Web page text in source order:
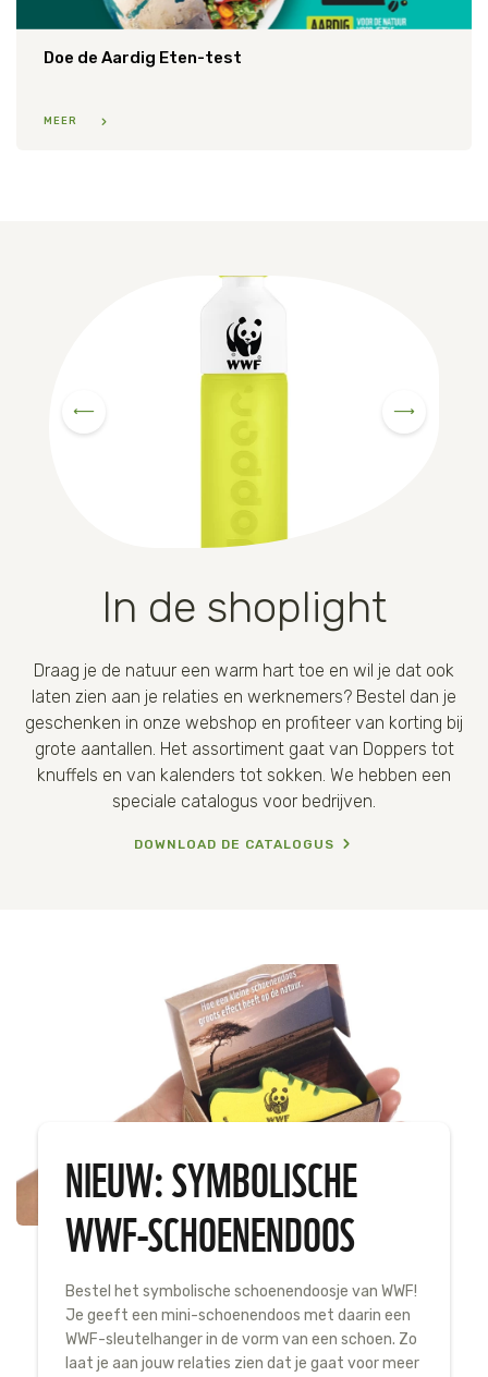
Doe de Aardig Eten-test
MEER
In de shoplight
Draag je de natuur een warm hart toe en wil je dat ook
laten zien aan je relaties en werknemers? Bestel dan je
geschenken in onze webshop en profiteer van korting bij
grote aantallen. Het assortiment gaat van Doppers tot
knuffels en van kalenders tot sokken. We hebben een
speciale catalogus voor bedrijven.
DOWNLOAD DE CATALOGUS
NIEUW: SYMBOLISCHE
WWF-SCHOENENDOOS
Bestel het symbolische schoenendoosje van WWF!
Je geeft een mini-schoenendoos met daarin een
WWF-sleutelhanger in de vorm van een schoen. Zo
laat je aan jouw relaties zien dat je gaat voor meer